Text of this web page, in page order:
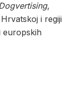
,
i regiji
europskih